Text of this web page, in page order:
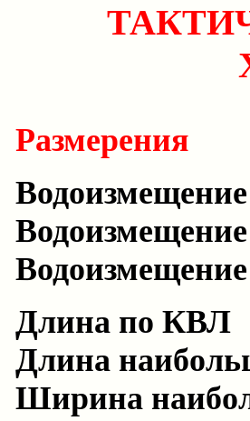
Размерения
Длина по КВЛ
Длина
Ширина